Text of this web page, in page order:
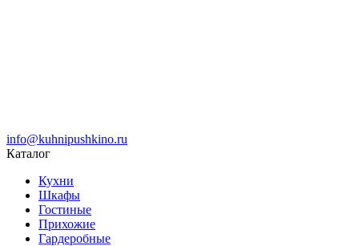
info@kuhnipushkino.ru
Каталог
Кухни
Шкафы
Гостиные
Прихожие
Гардеробные